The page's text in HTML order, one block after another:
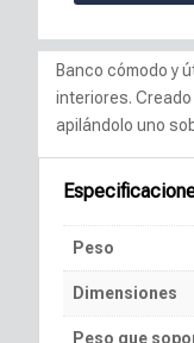
Banco cómodo y
interiores.
apilándolo uno
Peso
Dimensiones
Peso que